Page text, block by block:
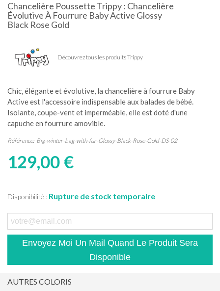
Chancelière Poussette Trippy : Chancelière
Évolutive À Fourrure Baby Active Glossy
Black Rose Gold
Découvrez tous les produits Trippy
Chic, élégante et évolutive, la chancelière à fourrure Baby
Active est l'accessoire indispensable aux balades de bébé.
Isolante, coupe-vent et imperméable, elle est doté d'une
capuche en fourrure amovible.
Référence: Big-winter-bag-with-fur-Glossy-Black-Rose-Gold-DS-02
129,00 €
Disponibilité : Rupture de stock temporaire
Envoyez Moi Un Mail Quand Le Produit Sera
Disponible
AUTRES COLORIS